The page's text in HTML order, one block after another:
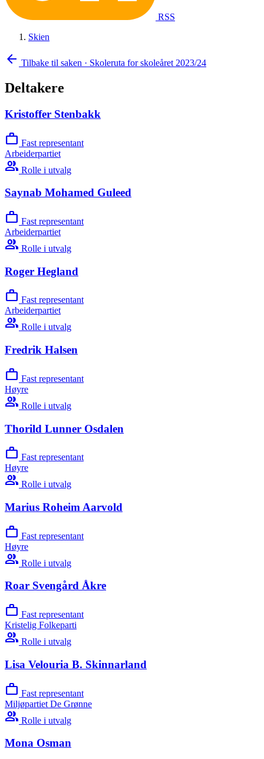
RSS
Skien
arrow_back Tilbake til saken · Skoleruta for skoleåret 2023/24
Deltakere
Kristoffer Stenbakk
work Fast representant
Arbeiderpartiet
group Rolle i utvalg
Saynab Mohamed Guleed
work Fast representant
Arbeiderpartiet
group Rolle i utvalg
Roger Hegland
work Fast representant
Arbeiderpartiet
group Rolle i utvalg
Fredrik Halsen
work Fast representant
Høyre
group Rolle i utvalg
Thorild Lunner Osdalen
work Fast representant
Høyre
group Rolle i utvalg
Marius Roheim Aarvold
work Fast representant
Høyre
group Rolle i utvalg
Roar Svengård Åkre
work Fast representant
Kristelig Folkeparti
group Rolle i utvalg
Lisa Velouria B. Skinnarland
work Fast representant
Miljøpartiet De Grønne
group Rolle i utvalg
Mona Osman